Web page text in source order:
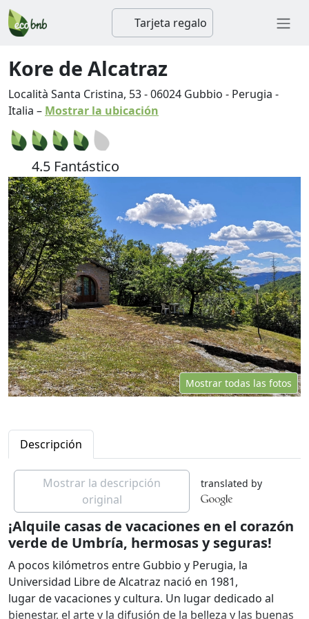
Tarjeta regalo
Kore de Alcatraz
Località Santa Cristina, 53-06024 Gubbio - Perugia -
Italia – Mostrar la ubicación
4.5 Fantástico
Mostrar todas las fotos
Descripción
Mostrar la descripción
original
translated by
¡Alquile casas de vacaciones en el corazón
verde de Umbría, hermosas y seguras!
A pocos kilómetros entre Gubbio y Perugia, la
Universidad Libre de Alcatraz nació en 1981,
lugar de vacaciones y cultura. Un lugar dedicado al
bienestar, el arte y la difusión de la belleza y las buenas